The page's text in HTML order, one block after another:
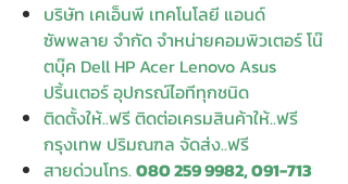
บริษัท เคเอ็นพี เทคโนโลยี แอนด์
ซัพพลาย จำกัด จำหน่ายคอมพิวเตอร์ โน๊
ตบุ๊ค Dell HP Acer Lenovo Asus
ปริ้นเตอร์ อุปกรณ์ไอทีทุกชนิด
ติดตั้งให้..ฟรี ติดต่อเครมสินค้าให้..ฟรี
กรุงเทพ ปริมณฑล จัดส่ง..ฟรี
สายด่วนโทร.080 259 9982, 091-713